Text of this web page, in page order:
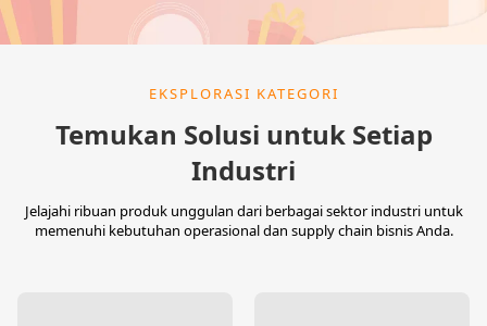
EKSPLORASI KATEGORI
Temukan Solusi untuk Setiap
Industri
Jelajahi ribuan produk unggulan dari berbagai sektor industri untuk
memenuhi kebutuhan operasional dan supply chain bisnis Anda.